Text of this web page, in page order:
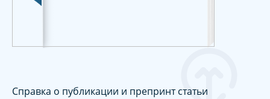
Справка о публикации и препринт статьи